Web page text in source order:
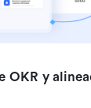
OKR y